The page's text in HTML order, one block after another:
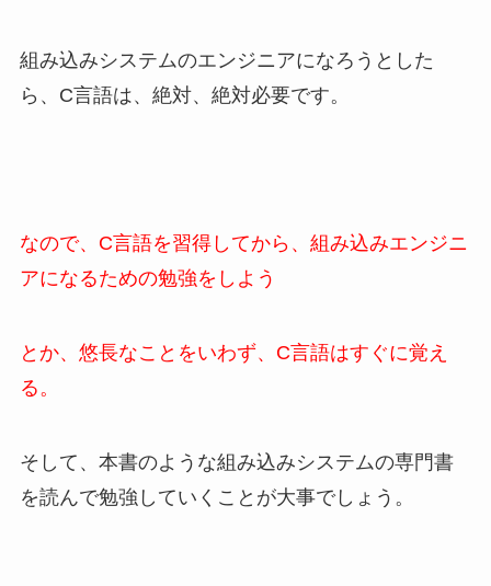
組み込みシステムのエンジニアになろうとした
ら、C言語は、絶対、絶対必要です。
なので、C言語を習得してから、組み込みエンジニ
アになるための勉強をしよう
とか、悠長なことをいわず、C言語はすぐに覚え
る。
そして、本書のような組み込みシステムの専門書
を読んで勉強していくことが大事でしょう。